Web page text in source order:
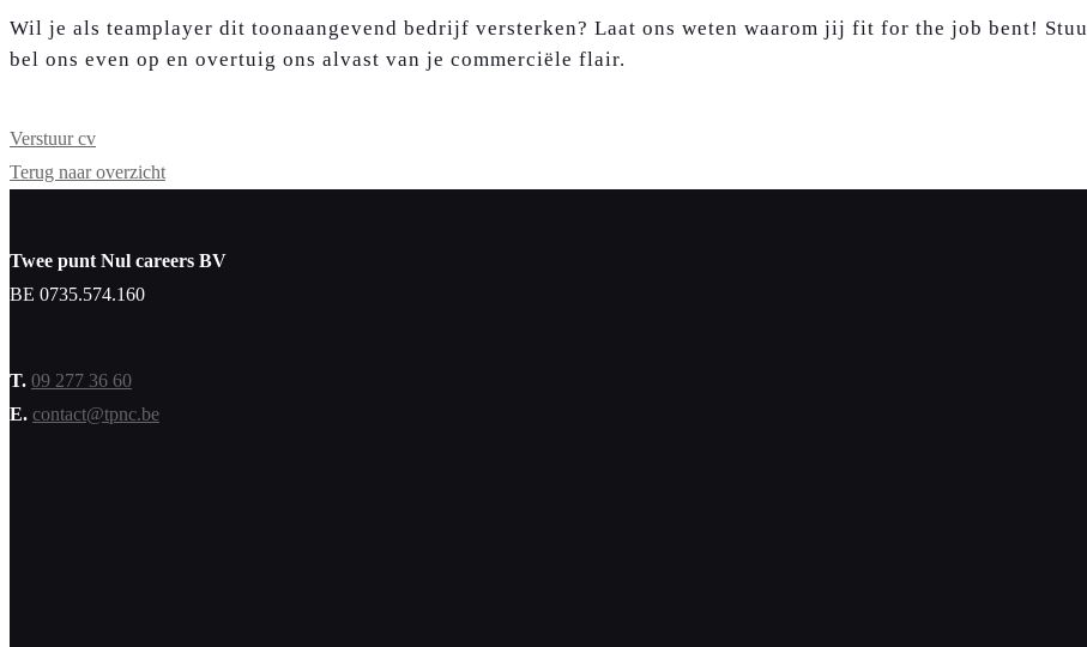
Wil je als teamplayer dit toonaangevend bedrijf versterken? Laat ons weten waarom jij fit for the job bent!
bel ons even op en overtuig ons alvast van je commerciële flair.
Verstuur cv
Terug naar overzicht
Twee punt Nul careers BV
BE 0735.574.160
T. 09 277 36 60
E. contact@tpnc.be